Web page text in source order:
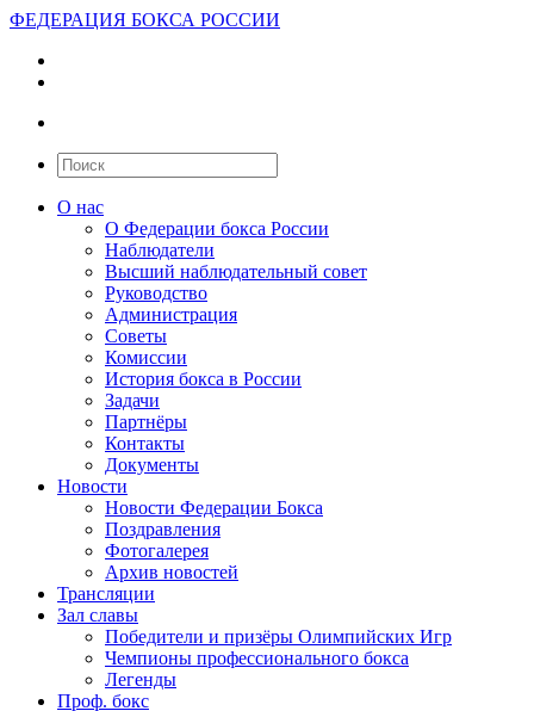
ФЕДЕРАЦИЯ БОКСА РОССИИ
О нас
О Федерации бокса России
Наблюдатели
Высший наблюдательный совет
Руководство
Администрация
Советы
Комиссии
История бокса в России
Задачи
Партнёры
Контакты
Документы
Новости
Новости Федерации Бокса
Поздравления
Фотогалерея
Архив новостей
Трансляции
Зал славы
Победители и призёры Олимпийских Игр
Чемпионы профессионального бокса
Легенды
Проф. бокс